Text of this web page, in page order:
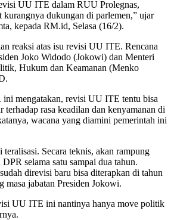
UU ITE dalam RUU Prolegnas,
kurangnya dukungan di parlemen,” ujar
kepada RM.id, Selasa (16/2).
reaksi atas isu revisi UU ITE. Rencana
Joko Widodo (Jokowi) dan Menteri
Hukum dan Keamanan (Menko
mengatakan, revisi UU ITE tentu bisa
terhadap rasa keadilan dan kenyamanan di
wacana yang diamini pemerintah ini
Secara teknis, akan rampung
selama satu sampai dua tahun.
direvisi baru bisa diterapkan di tahun
masa jabatan Presiden Jokowi.
UU ITE ini nantinya hanya move politik